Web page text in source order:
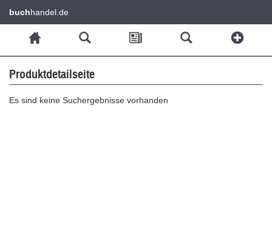
buchhandel.de
Produktdetailseite
Es sind keine Suchergebnisse vorhanden